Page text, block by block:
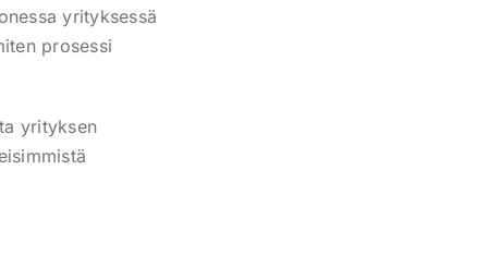
yrityksessä
prosessi
yrityksen